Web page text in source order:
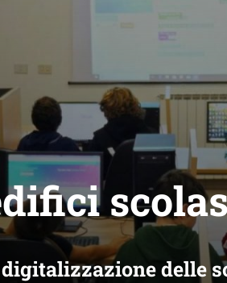
digitalizzazione delle